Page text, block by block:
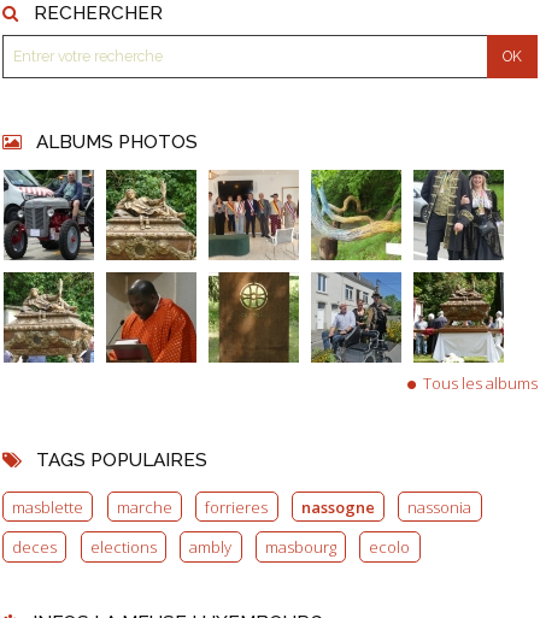
RECHERCHER
ALBUMS PHOTOS
Tous les albums
TAGS POPULAIRES
masblette marche forrieres nassogne
nassonia
deces
elections ambly masbourg ecolo